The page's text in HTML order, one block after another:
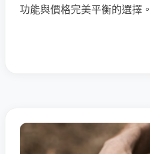
功能與價格完美平衡的選擇。